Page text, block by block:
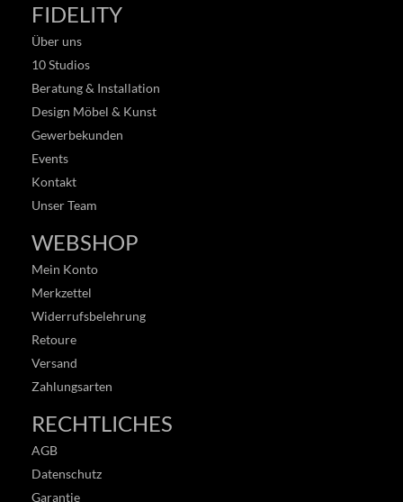
FIDELITY
Über uns
10 Studios
Beratung & Installation
Design Möbel & Kunst
Gewerbekunden
Events
Kontakt
Unser Team
WEBSHOP
Mein Konto
Merkzettel
Widerrufsbelehrung
Retoure
Versand
Zahlungsarten
RECHTLICHES
AGB
Datenschutz
Garantie